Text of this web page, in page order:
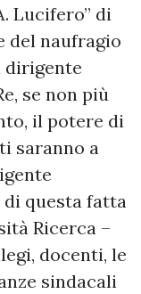
Lucifero” di
del naufragio
dirigente
se non più
il potere di
saranno a
di questa fatta
Ricerca –
docenti, le
sindacali